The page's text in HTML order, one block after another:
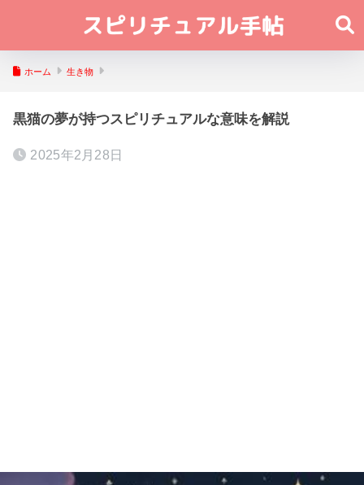
ホーム 生き物
黒猫の夢が持つスピリチュアルな意味を解説
2025年2月28日